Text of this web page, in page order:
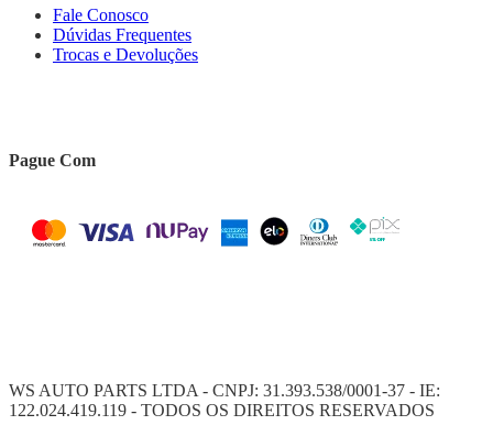
Fale Conosco
Dúvidas Frequentes
Trocas e Devoluções
Pague Com
WS AUTO PARTS LTDA - CNPJ: 31.393.538/0001-37 - IE:
122.024.419.119 - TODOS OS DIREITOS RESERVADOS